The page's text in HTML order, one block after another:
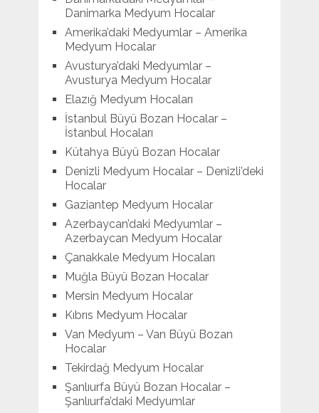
Danimarka Medyum Hocalar
Amerika’daki Medyumlar – Amerika
Medyum Hocalar
Avusturya’daki Medyumlar –
Avusturya Medyum Hocalar
Elazığ Medyum Hocaları
İstanbul Büyü Bozan Hocalar –
İstanbul Hocaları
Kütahya Büyü Bozan Hocalar
Denizli Medyum Hocalar – Denizli’deki
Hocalar
Gaziantep Medyum Hocalar
Azerbaycan’daki Medyumlar –
Azerbaycan Medyum Hocalar
Çanakkale Medyum Hocaları
Muğla Büyü Bozan Hocalar
Mersin Medyum Hocalar
Kıbrıs Medyum Hocalar
Van Medyum – Van Büyü Bozan
Hocalar
Tekirdağ Medyum Hocalar
Şanlıurfa Büyü Bozan Hocalar –
Şanlıurfa’daki Medyumlar